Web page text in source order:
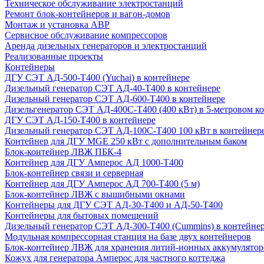
Техническое обслуживание электростанций
Ремонт блок-контейнеров и вагон-домов
Монтаж и установка АВР
Сервисное обслуживание компрессоров
Аренда дизельных генераторов и электростанций
Реализованные проекты
Контейнеры
ДГУ СЭТ АД-500-Т400 (Yuchai) в контейнере
Дизельный генератор СЭТ АД-40-Т400 в контейнере
Дизельный генератор СЭТ АД-600-Т400 в контейнере
Дизельгенератор СЭТ АД-400С-Т400 (400 кВт) в 5-метровом
ДГУ СЭТ АД-150-Т400 в контейнере
Дизельный генератор СЭТ АД-100С-Т400 100 кВт в
Контейнер для ДГУ MGE 250 кВт с дополнительным баком
Блок-контейнер ЛВЖ ПБК-4
Контейнер для ДГУ Амперос АД 1000-Т400
Блок-контейнер связи и серверная
Контейнер для ДГУ Амперос АД 700-Т400 (5 м)
Блок-контейнер ЛВЖ с вышибными окнами
Контейнеры для ДГУ СЭТ АД-30-Т400 и АД-50-Т400
Контейнеры для бытовых помещений
Дизельный генератор СЭТ АД-300-Т400 (Cummins) в
Модульная компрессорная станция на базе двух контейнеров
Блок-контейнер ЛВЖ для хранения литий-ионных
Кожух для генератора Амперос для частного коттеджа